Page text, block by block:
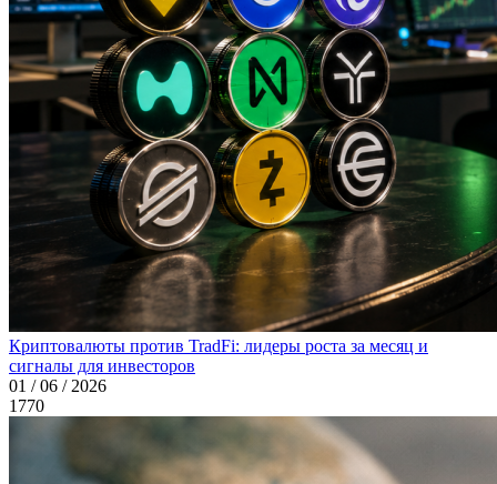
Криптовалюты против TradFi: лидеры роста за месяц и
сигналы для инвесторов
01 / 06 / 2026
1770